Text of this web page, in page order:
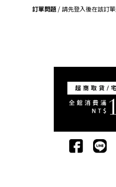
訂單問題 / 請先登入後在該訂